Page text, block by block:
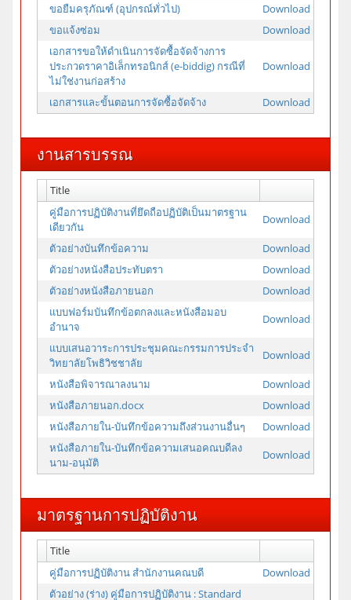
ขอยืมครุภัณฑ์ (อุปกรณ์ทั่วไป)
Download
ขอแจ้งซ่อม
Download
เอกสารขอให้ดำเนินการจัดซื้อจัดจ้างการ
ประกวดราคาอิเล็กทรอนิกส์ (e-biddig) กรณีที่
ไม่ใช่งานก่อสร้าง
Download
เอกสารและขั้นตอนการจัดซื้อจัดจ้าง Download
งานสารบรรณ
Title
คู่มือการปฏิบัติงานที่ยึดถือปฏิบัติเป็นมาตรฐาน
เดียวกัน
Download
ตัวอย่างบันทึกข้อความ
Download
ตัวอย่างหนังสือประทับตรา
Download
ตัวอย่างหนังสือภายนอก
Download
แบบฟอร์มบันทึกข้อตกลงและหนังสือมอบ
อำนาจ
Download
แบบเสนอวาระการประชุมคณะกรรมการประจำ
วิทยาลัยโพธิวิชชาลัย
Download
หนังสือพิจารณาลงนาม
Download
หนังสือภายนอก.docx
Download
หนังสือภายใน-บันทึกข้อความถึงส่วนงานอื่นๆ
Download
หนังสือภายใน-บันทึกข้อความเสนอคณบดีลง
นาม-อนุมัติ
Download
มาตรฐานการปฏิบัติงาน
Title
คู่มือการปฏิบัติงาน สำนักงานคณบดี
Download
ตัวอย่าง (ร่าง) คู่มือการปฏิบัติงาน : Standard